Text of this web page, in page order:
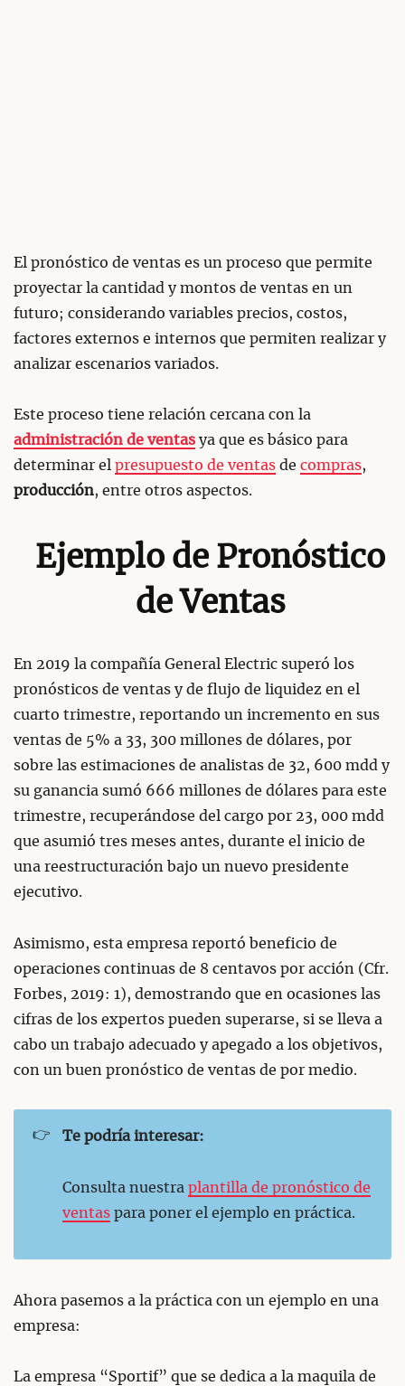
El pronóstico de ventas es un proceso que permite
proyectar la cantidad y montos de ventas en un
futuro; considerando variables precios, costos,
factores externos e internos que permiten realizar y
analizar escenarios variados.
Este proceso tiene relación cercana con la
administración de ventas ya que es básico para
determinar el presupuesto de ventas de compras,
producción, entre otros aspectos.
Ejemplo de Pronóstico
de Ventas
En 2019 la compañía General Electric superó los
pronósticos de ventas y de flujo de liquidez en el
cuarto trimestre, reportando un incremento en sus
ventas de 5% a 33, 300 millones de dólares, por
sobre las estimaciones de analistas de 32, 600 mdd y
su ganancia sumó 666 millones de dólares para este
trimestre, recuperándose del cargo por 23, 000 mdd
que asumió tres meses antes, durante el inicio de
una reestructuración bajo un nuevo presidente
ejecutivo.
Asimismo, esta empresa reportó beneficio de
operaciones continuas de 8 centavos por acción (Cfr.
Forbes, 2019: 1), demostrando que en ocasiones las
cifras de los expertos pueden superarse, si se lleva a
cabo un trabajo adecuado y apegado a los objetivos,
con un buen pronóstico de ventas de por medio.
👉 Te podría interesar:
Consulta nuestra plantilla de pronóstico de
ventaspara poner el ejemplo en práctica.
Ahora pasemos a la práctica con un ejemplo en una
empresa:
La empresa “Sportif” que se dedica a la maquila de